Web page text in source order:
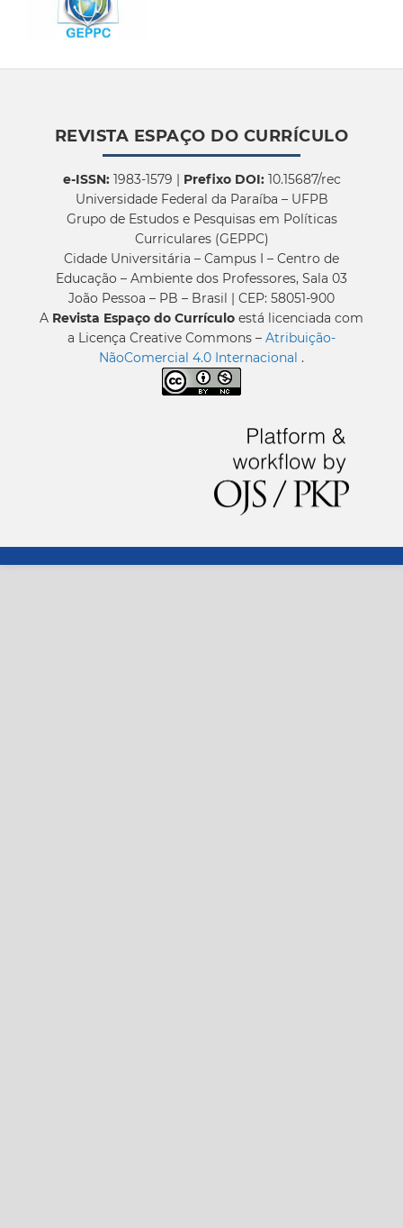
REVISTA ESPAÇO DO CURRÍCULO
e-ISSN:1983-1579 | Prefixo DOI:10.15687/rec
Universidade Federal da Paraíba – UFPB
Grupo de Estudos e Pesquisas em Políticas
Curriculares (GEPPC)
Cidade Universitária – Campus I – Centro de
Educação – Ambiente dos Professores, Sala 03
João Pessoa – PB – Brasil | CEP: 58051-900
A Revista Espaço do Currículo está licenciada com
a Licença Creative Commons – Atribuição-
NãoComercial 4.0 Internacional .